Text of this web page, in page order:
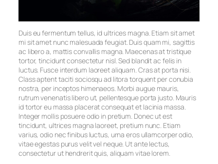
Duis eu fermentum tellus, id ultrices magna. Etiam sit amet
mi sit amet nunc malesuada feugiat. Duis quam mi, sagittis
ac libero a, mattis convallis magna. Maecenas at tristique
tortor, tincidunt consectetur nisl. Sed blandit ac felis in
luctus. Fusce interdum laoreet aliquam. Cras at porta nisi.
Class aptent taciti sociosqu ad litora torquent per conubia
nostra, per inceptos himenaeos. Morbi augue mauris,
rutrum venenatis libero ut, pellentesque porta justo. Mauris
id tortor eu massa placerat consequat et lacinia massa.
Integer mollis posuere odio in pretium. Donec ut est
tincidunt, ultrices magna laoreet, pretium nunc. Etiam
varius, odio nec finibus luctus, urna eros ullamcorper odio,
vitae egestas purus velit vel neque. Ut ante lectus,
consectetur ut hendrerit quis, aliquam vitae lorem.